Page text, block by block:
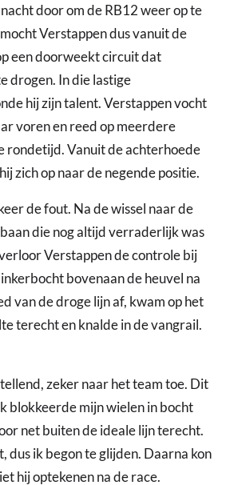
door om de RB12 weer op te
Verstappen dus vanuit de
een doorweekt circuit dat
drogen. In die lastige
hij zijn talent. Verstappen vocht
voren en reed op meerdere
rondetijd. Vanuit de achterhoede
zich op naar de negende positie.
de fout. Na de wissel naar de
die nog altijd verraderlijk was
Verstappen de controle bij
bovenaan de heuvel na
van de droge lijn af, kwam op het
terecht en knalde in de vangrail.
zeker naar het team toe. Dit
blokkeerde mijn wielen in bocht
net buiten de ideale lijn terecht.
dus ik begon te glijden. Daarna kon
hij optekenen na de race.